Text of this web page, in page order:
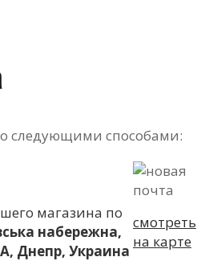
следующими способами:
магазина по
набережна,
Днепр, Украина
смотреть
на карте